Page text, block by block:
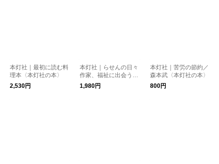
本灯社｜最初に読む料
理本〈本灯社の本〉
2,530円
本灯社｜らせんの日々
作家、福祉に出会う／
安達茉莉子〈本灯社の
本〉
1,980円
本灯社｜苦労の節約／
森本武〈本灯社の本〉
800円